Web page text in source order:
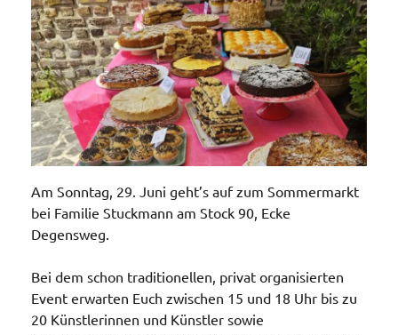
Am Sonntag, 29. Juni geht’s auf zum Sommermarkt
bei Familie Stuckmann am Stock 90, Ecke
Degensweg.
Bei dem schon traditionellen, privat organisierten
Event erwarten Euch zwischen 15 und 18 Uhr bis zu
20 Künstlerinnen und Künstler sowie